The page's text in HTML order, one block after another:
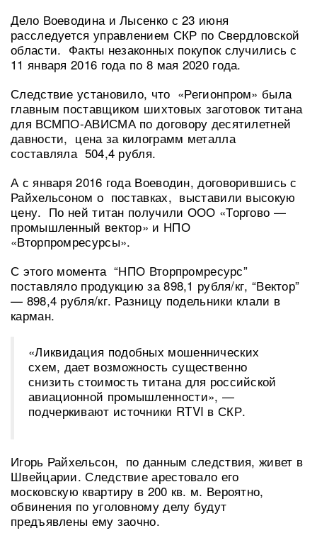
Дело Воеводина и Лысенко с 23 июня
расследуется управлением СКР по Свердловской
области. Факты незаконных покупок случились с
11 января 2016 года по 8 мая 2020 года.
Следствие установило, что «Регионпром» была
главным поставщиком шихтовых заготовок титана
для ВСМПО-АВИСМА по договору десятилетней
давности, цена за килограмм металла
составляла 504,4 рубля.
А с января 2016 года Воеводин, договорившись с
Райхельсоном о поставках, выставили высокую
цену. По ней титан получили ООО «Торгово —
промышленный вектор» и НПО
«Вторпромресурсы».
С этого момента “НПО Вторпромресурс”
поставляло продукцию за 898,1 рубля/кг, “Вектор”
— 898,4 рубля/кг. Разницу подельники клали в
карман.
«Ликвидация подобных мошеннических
схем, дает возможность существенно
снизить стоимость титана для российской
авиационной промышленности», —
подчеркивают источники RTVI в СКР.
Игорь Райхельсон, по данным следствия, живет в
Швейцарии. Следствие арестовало его
московскую квартиру в 200 кв. м. Вероятно,
обвинения по уголовному делу будут
предъявлены ему заочно.